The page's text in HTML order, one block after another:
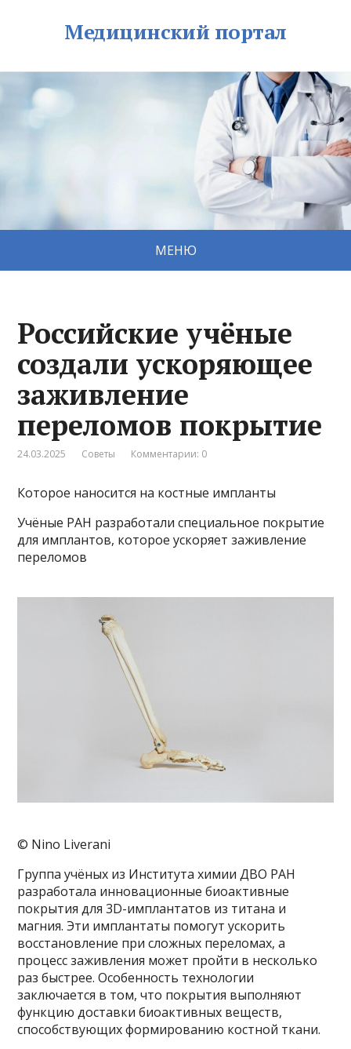
Медицинский портал
МЕНЮ
Российские учёные
создали ускоряющее
заживление
переломов покрытие
24.03.2025 Советы Комментарии: 0
Которое наносится на костные импланты
Учёные РАН разработали специальное покрытие
для имплантов, которое ускоряет заживление
переломов
© Nino Liverani
Группа учёных из Института химии ДВО РАН
разработала инновационные биоактивные
покрытия для 3D-имплантатов из титана и
магния. Эти имплантаты помогут ускорить
восстановление при сложных переломах, а
процесс заживления может пройти в несколько
раз быстрее. Особенность технологии
заключается в том, что покрытия выполняют
функцию доставки биоактивных веществ,
способствующих формированию костной ткани.